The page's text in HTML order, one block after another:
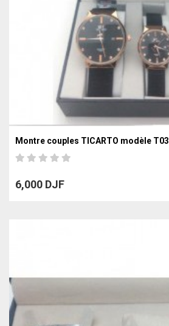
Montre couples TICARTO modèle T03
6,000 DJF